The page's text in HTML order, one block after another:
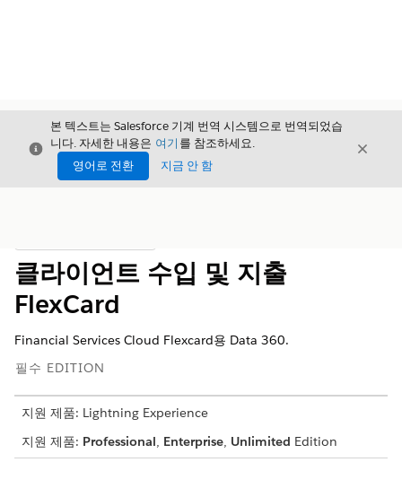
닫기
본 텍스트는 Salesforce 기계 번역 시스템으로 번역되었습
니다. 자세한 내용은 여기 를 참조하세요.
영어로 전환
지금 안 함
닫기
클라이언트 수입 및 지출
FlexCard
Financial Services Cloud Flexcard용 Data 360.
필수 EDITION
지원 제품: Lightning Experience
지원 제품: Professional, Enterprise, Unlimited Edition